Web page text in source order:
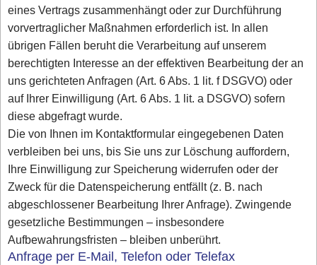
eines Vertrags zusammenhängt oder zur Durchführung
vorvertraglicher Maßnahmen erforderlich ist. In allen
übrigen Fällen beruht die Verarbeitung auf unserem
berechtigten Interesse an der effektiven Bearbeitung der an
uns gerichteten Anfragen (Art. 6 Abs. 1 lit. f DSGVO) oder
auf Ihrer Einwilligung (Art. 6 Abs. 1 lit. a DSGVO) sofern
diese abgefragt wurde.
Die von Ihnen im Kontaktformular eingegebenen Daten
verbleiben bei uns, bis Sie uns zur Löschung auffordern,
Ihre Einwilligung zur Speicherung widerrufen oder der
Zweck für die Datenspeicherung entfällt (z. B. nach
abgeschlossener Bearbeitung Ihrer Anfrage). Zwingende
gesetzliche Bestimmungen – insbesondere
Aufbewahrungsfristen – bleiben unberührt.
Anfrage per E-Mail, Telefon oder Telefax